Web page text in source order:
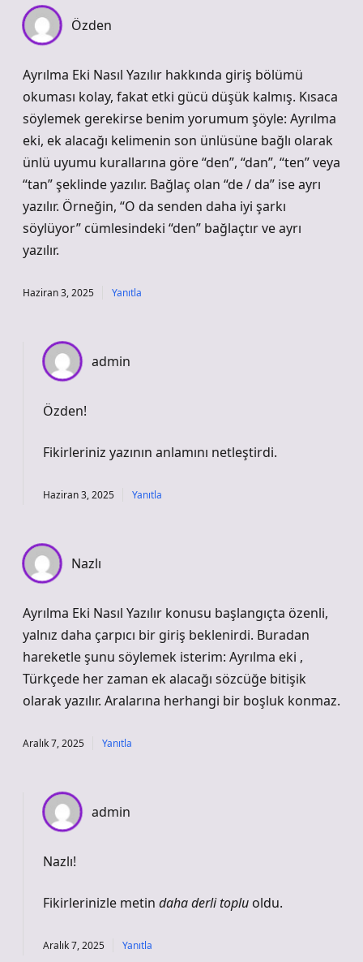
Özden
Ayrılma Eki Nasıl Yazılır hakkında giriş bölümü
okuması kolay, fakat etki gücü düşük kalmış. Kısaca
söylemek gerekirse benim yorumum şöyle: Ayrılma
eki, ek alacağı kelimenin son ünlüsüne bağlı olarak
ünlü uyumu kurallarına göre “den”, “dan”, “ten” veya
“tan” şeklinde yazılır. Bağlaç olan “de / da” ise ayrı
yazılır. Örneğin, “O da senden daha iyi şarkı
söylüyor” cümlesindeki “den” bağlaçtır ve ayrı
yazılır.
Haziran 3, 2025 Yanıtla
admin
Özden!
Fikirleriniz yazının anlamını netleştirdi.
Haziran 3, 2025 Yanıtla
Nazlı
Ayrılma Eki Nasıl Yazılır konusu başlangıçta özenli,
yalnız daha çarpıcı bir giriş beklenirdi. Buradan
hareketle şunu söylemek isterim: Ayrılma eki ,
Türkçede her zaman ek alacağı sözcüğe bitişik
olarak yazılır. Aralarına herhangi bir boşluk konmaz.
Aralık 7, 2025 Yanıtla
admin
Nazlı!
Fikirlerinizle metin daha derli toplu oldu.
Aralık 7, 2025 Yanıtla